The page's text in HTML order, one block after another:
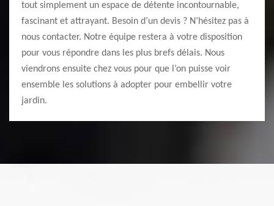
tout simplement un espace de détente incontournable,
fascinant et attrayant. Besoin d’un devis ? N’hésitez pas à
nous contacter. Notre équipe restera à votre disposition
pour vous répondre dans les plus brefs délais. Nous
viendrons ensuite chez vous pour que l’on puisse voir
ensemble les solutions à adopter pour embellir votre
jardin.